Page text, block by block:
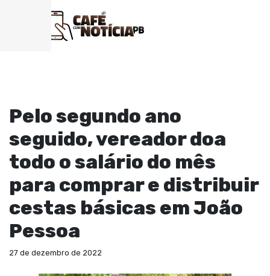
Pelo segundo ano
seguido, vereador doa
todo o salário do mês
para comprar e distribuir
cestas básicas em João
Pessoa
27 de dezembro de 2022